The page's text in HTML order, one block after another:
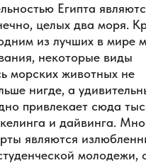
Египта
целых два моря.
из лучших в мире
некоторые виды
морских животных не
нигде, а
привлекает сюда
и дайвинга.
являются
молодежи,